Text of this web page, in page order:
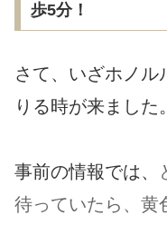
歩5分！
さて、いざホノル
りる時が来ました。
事前の情報では、
待っていたら、黄